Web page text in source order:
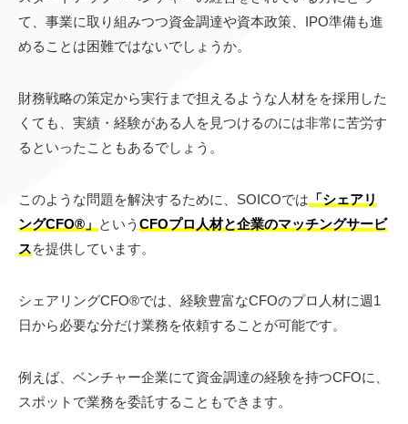
て、事業に取り組みつつ資金調達や資本政策、IPO準備も進
めることは困難ではないでしょうか。
財務戦略の策定から実行まで担えるような人材をを採用した
くても、実績・経験がある人を見つけるのには非常に苦労す
るといったこともあるでしょう。
このような問題を解決するために、SOICOでは 「シェアリ
ングCFO®︎」 という CFOプロ人材と企業のマッチングサービ
スを提供しています。
シェアリングCFO®︎では、経験豊富なCFOのプロ人材に週1
日から必要な分だけ業務を依頼することが可能です。
例えば、ベンチャー企業にて資金調達の経験を持つCFOに、
スポットで業務を委託することもできます。